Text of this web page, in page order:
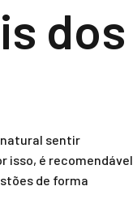
dos
natural sentir
isso, é recomendável
de forma